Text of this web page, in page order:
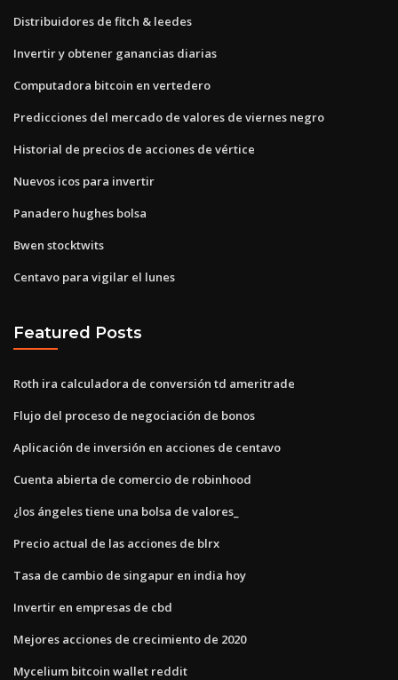
Distribuidores de fitch & leedes
Invertir y obtener ganancias diarias
Computadora bitcoin en vertedero
Predicciones del mercado de valores de viernes negro
Historial de precios de acciones de vértice
Nuevos icos para invertir
Panadero hughes bolsa
Bwen stocktwits
Centavo para vigilar el lunes
Featured Posts
Roth ira calculadora de conversión td ameritrade
Flujo del proceso de negociación de bonos
Aplicación de inversión en acciones de centavo
Cuenta abierta de comercio de robinhood
¿los ángeles tiene una bolsa de valores_
Precio actual de las acciones de blrx
Tasa de cambio de singapur en india hoy
Invertir en empresas de cbd
Mejores acciones de crecimiento de 2020
Mycelium bitcoin wallet reddit